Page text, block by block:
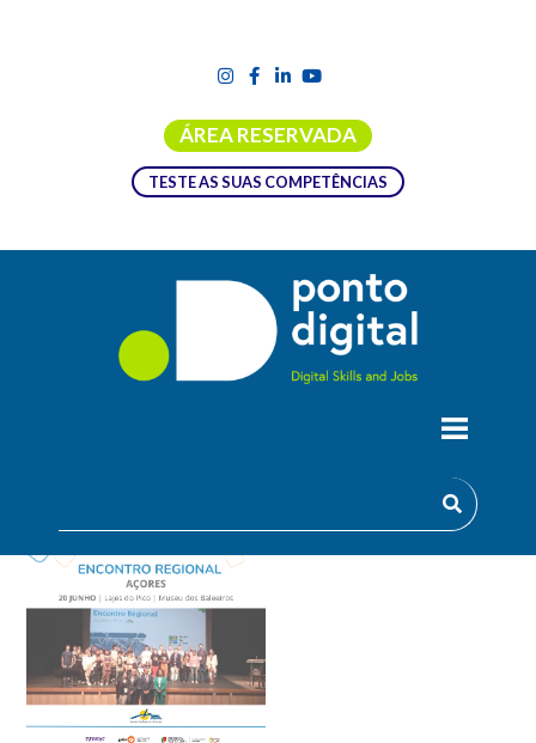
ÁREA RESERVADA
TESTE AS SUAS COMPETÊNCIAS